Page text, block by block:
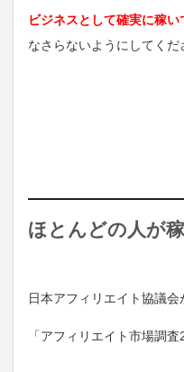
ビジネスとして確実に稼い
なさらないようにしてくだ
ほとんどの人が
日本アフィリエイト協議
「アフィリエイト市場調査